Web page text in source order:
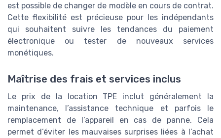
est possible de changer de modèle en cours de contrat.
Cette flexibilité est précieuse pour les indépendants
qui souhaitent suivre les tendances du paiement
électronique ou tester de nouveaux services
monétiques.
Maîtrise des frais et services inclus
Le prix de la location TPE inclut généralement la
maintenance, l’assistance technique et parfois le
remplacement de l’appareil en cas de panne. Cela
permet d’éviter les mauvaises surprises liées à l’achat